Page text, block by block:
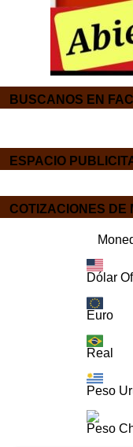
BUSCANOS EN
ESPACIO
COTIZACIONES DE
Dólar
Euro
Real
Peso
Peso